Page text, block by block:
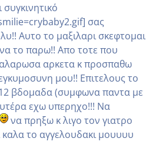
συγκινητικό
σας
Αυτο το μαξιλαρι σκεφτομαι
το παρω!! Απο τοτε που
αρκετα κ προσπαθω
μου!! Επιτελους το
βδομαδα (συμφωνα παντα με
εχω υπερηχο!!! Να
να πρηξω κ λιγο τον γιατρο
το αγγελουδακι μουυυυ